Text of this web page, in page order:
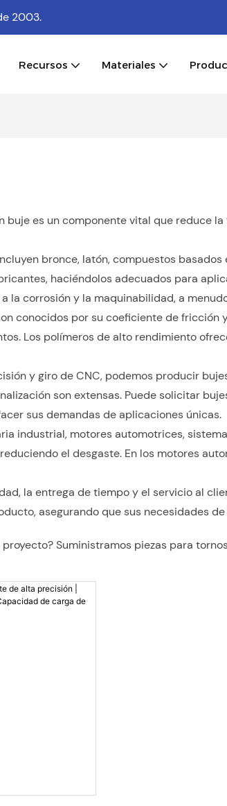
2003.
Recursos Materiales
buje es un componente vital que reduce
bronce, latón, compuestos
haciéndolos adecuados para
la corrosión y la maquinabilidad, a
conocidos por su coeficiente de
Los polímeros de alto rendimiento
y giro de CNC, podemos producir
son extensas. Puede solicitar
sus demandas de aplicaciones únicas.
industrial, motores automotrices,
el desgaste. En los motores
la entrega de tiempo y el servicio al
asegurando que sus necesidades
Suministramos piezas para